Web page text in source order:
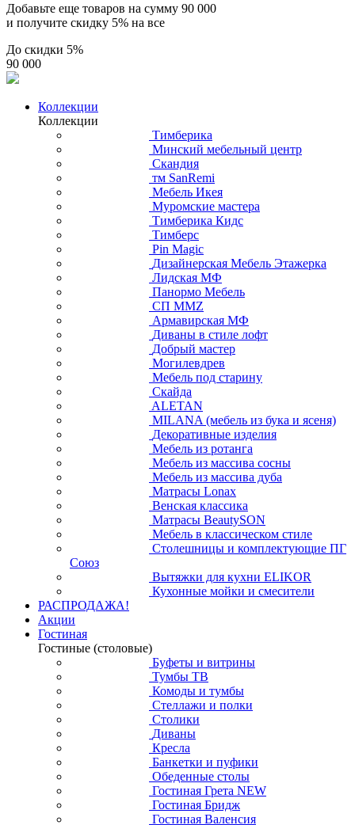
Добавьте еще товаров на сумму 90 000
и получите скидку 5% на все
До скидки 5%
90 000
Коллекции
Коллекции
Тимберика
Минский мебельный центр
Скандия
тм SanRemi
Мебель Икея
Муромские мастера
Тимберика Кидс
Тимберс
Pin Magic
Дизайнерская Мебель Этажерка
Лидская МФ
Панормо Мебель
СП ММZ
Армавирская МФ
Диваны в стиле лофт
Добрый мастер
Могилевдрев
Мебель под старину
Скайда
ALETAN
MILANA (мебель из бука и ясеня)
Декоративные изделия
Мебель из ротанга
Мебель из массива сосны
Мебель из массива дуба
Матрасы Lonax
Венская классика
Матрасы BeautySON
Мебель в классическом стиле
Столешницы и комплектующие ПГ
Союз
Вытяжки для кухни ELIKOR
Кухонные мойки и смесители
РАСПРОДАЖА!
Акции
Гостиная
Гостиные (столовые)
Буфеты и витрины
Тумбы ТВ
Комоды и тумбы
Стеллажи и полки
Столики
Диваны
Кресла
Банкетки и пуфики
Обеденные столы
Гостиная Грета NEW
Гостиная Бридж
Гостиная Валенсия